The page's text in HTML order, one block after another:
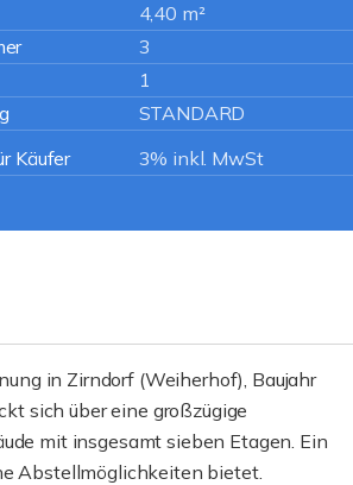
4,40 m²
3
1
STANDARD
Käufer
3% inkl. MwSt
in Zirndorf (Weiherhof), Baujahr
sich über eine großzügige
mit insgesamt sieben Etagen. Ein
Abstellmöglichkeiten bietet.